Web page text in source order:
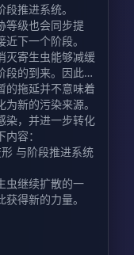
推进系统。
等级也会同步提
下一个阶段。
灭寄生虫能够减缓
段的到来。因此，
的拖延并不意味着
新的污染来源。
染，并进一步转化
容：
与阶段推进系统
虫继续扩散的一
得新的力量。